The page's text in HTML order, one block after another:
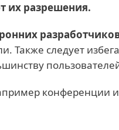
их разрешения.
Также следует
конференции